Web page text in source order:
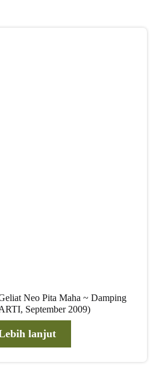
Neo Pita Maha ~ Damping
September 2009)
lanjut